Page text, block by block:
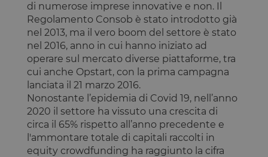
di numerose imprese innovative e non. Il
Regolamento Consob è stato introdotto già
nel 2013, ma il vero boom del settore è stato
nel 2016, anno in cui hanno iniziato ad
operare sul mercato diverse piattaforme, tra
cui anche Opstart, con la prima campagna
lanciata il 21 marzo 2016.
Nonostante l’epidemia di Covid 19, nell’anno
2020 il settore ha vissuto una crescita di
circa il 65% rispetto all’anno precedente e
l'ammontare totale di capitali raccolti in
equity crowdfunding ha raggiunto la cifra
lastExternalReferrer
Archiviazione
locale
tADe
Archiviazione
locale
topicsLastReferenceTime
Archiviazione
locale
tTDu
locale
tTE
Archiviazione
lastExternalReferrerTime
Archiviazione
locale